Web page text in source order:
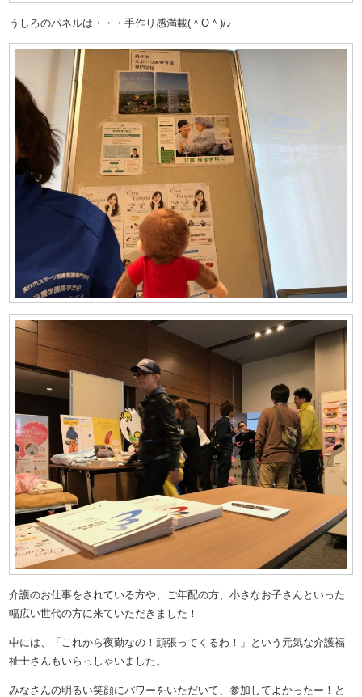
うしろのパネルは・・・手作り感満載(＾О＾)/♪
介護のお仕事をされている方や、ご年配の方、小さなお子さんといった
幅広い世代の方に来ていただきました！
中には、「これから夜勤なの！頑張ってくるわ！」という元気な介護福
祉士さんもいらっしゃいました。
みなさんの明るい笑顔にパワーをいただいて、参加してよかったー！と